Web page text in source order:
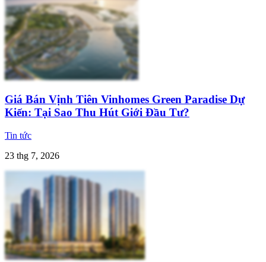
Giá Bán Vịnh Tiên Vinhomes Green Paradise Dự
Kiến: Tại Sao Thu Hút Giới Đầu Tư?
Tin tức
23 thg 7, 2026